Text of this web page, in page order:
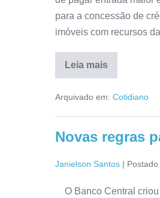
para a concessão de
imóveis com recursos
Leia mais
Arquivado em: Cotidiano
Novas regras
Janielson Santos | Postado
O Banco Central criou